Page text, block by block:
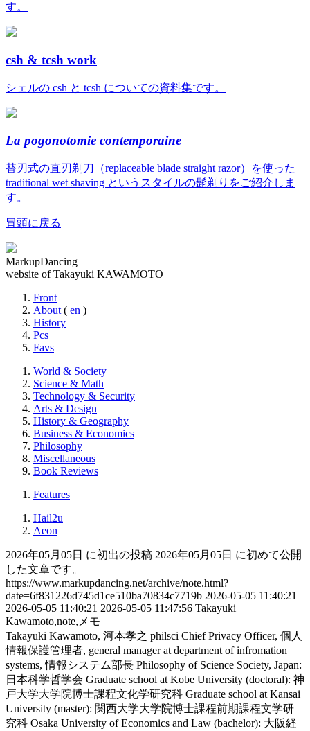
す。
csh & tcsh work
シェルの csh と tcsh についての資料集です。
La pogonotomie contemporaine
替刃式の直刃剃刀（replaceable blade straight razor）を使った
traditional wet shaving というスタイルの髭剃りをご紹介しま
す。
冒頭に戻る
MarkupDancing
website of Takayuki KAWAMOTO
Front
About ( en )
History
Pcs
Favs
World & Society
Science & Math
Technology & Security
Arts & Design
History & Geography
Business & Economics
Philosophy
Miscellaneous
Book Reviews
Features
Hail2u
Aeon
2026年05月05日 に初出の投稿 2026年05月05日 に初めて公開
した文章です。
https://www.markupdancing.net/archive/note.html?
date=6f831226d745d1ce510ba70834c7719b 2026-05-05 11:40:21
2026-05-05 11:40:21 2026-05-05 11:47:56 Takayuki
Kawamoto,note,メモ
Takayuki Kawamoto, 河本孝之 philsci Chief Privacy Officer, 個人
情報保護管理者, general manager at department of infromation
systems, 情報システム部長 Philosophy of Science Society, Japan:
日本科学哲学会 Graduate school at Kobe University (doctoral): 神
戸大学大学院博士課程文化学研究科 Graduate school at Kansai
University (master): 関西大学大学院博士課程前期課程文学研
究科 Osaka University of Economics and Law (bachelor): 大阪経